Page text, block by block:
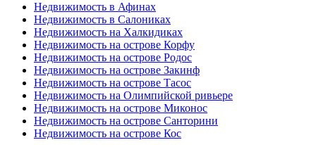
Недвижимость в Афинах
Недвижимость в Салониках
Недвижимость на Халкидиках
Недвижимость на острове Корфу
Недвижимость на острове Родос
Недвижимость на острове Закинф
Недвижимость на острове Тасос
Недвижимость на Олимпийской ривьере
Недвижимость на острове Миконос
Недвижимость на острове Санторини
Недвижимость на острове Кос